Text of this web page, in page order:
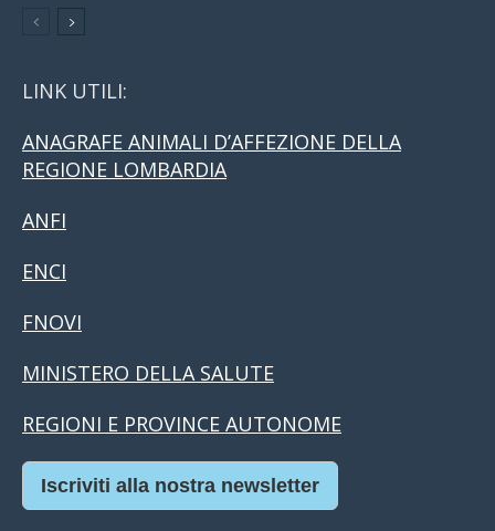
LINK UTILI:
ANAGRAFE ANIMALI D’AFFEZIONE DELLA
REGIONE LOMBARDIA
ANFI
ENCI
FNOVI
MINISTERO DELLA SALUTE
REGIONI E PROVINCE AUTONOME
Iscriviti alla nostra newsletter